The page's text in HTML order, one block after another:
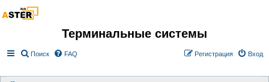
Терминальные системы
Поиск FAQ Вход
Регистрация